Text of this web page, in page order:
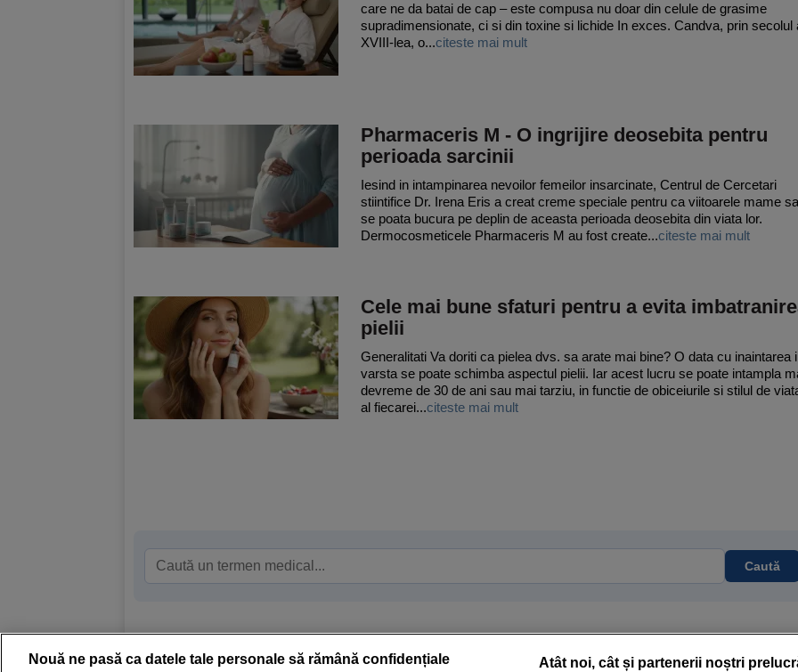
care ne da batai de cap – este compusa nu doar din celule de grasime
supradimensionate, ci si din toxine si lichide In exces. Candva, prin secolul
XVIII-lea, o...citeste mai mult
Pharmaceris M - O ingrijire deosebita pentru
perioada sarcinii
Iesind in intampinarea nevoilor femeilor insarcinate, Centrul de Cercetari
stiintifice Dr. Irena Eris a creat creme speciale pentru ca viitoarele mame sa
se poata bucura pe deplin de aceasta perioada deosebita din viata lor.
Dermocosmeticele Pharmaceris M au fost create...citeste mai mult
Cele mai bune sfaturi pentru a evita
pielii
Generalitati Va doriti ca pielea dvs. sa arate mai bine? O data cu inaintarea
varsta se poate schimba aspectul pielii. Iar acest lucru se poate intampla
devreme de 30 de ani sau mai tarziu, in functie de obiceiurile si stilul de
al fiecarei...citeste mai mult
Caută
Nouă ne pasă ca datele tale personale să rămână confidențiale Atât noi, cât și partenerii noștri